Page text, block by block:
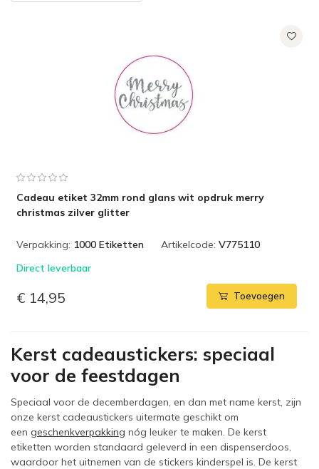
Cadeau etiket 32mm rond glans wit opdruk merry
christmas zilver glitter
Verpakking: 1000 Etiketten Artikelcode: V775110
Direct leverbaar
€ 14,95 Toevoegen
Kerst cadeaustickers: speciaal
voor de feestdagen
Speciaal voor de decemberdagen, en dan met name kerst, zijn
onze kerst cadeaustickers uitermate geschikt om
een geschenkverpakking nóg leuker te maken. De kerst
etiketten worden standaard geleverd in een dispenserdoos,
waardoor het uitnemen van de stickers kinderspel is. De kerst